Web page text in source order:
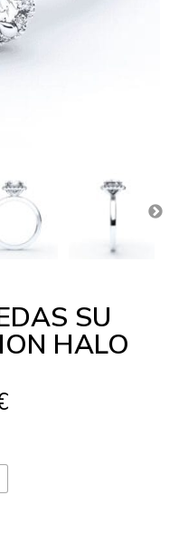
SU
HALO